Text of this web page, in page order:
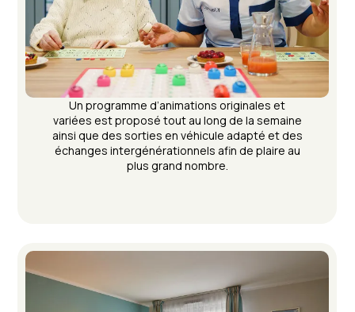
Un programme d’animations originales et
variées est proposé tout au long de la semaine
ainsi que des sorties en véhicule adapté et des
échanges intergénérationnels afin de plaire au
plus grand nombre.